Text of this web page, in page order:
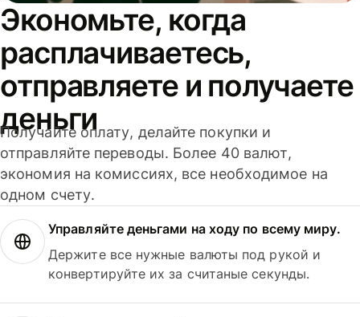
Экономьте, когда
расплачиваетесь,
отправляете и получаете
деньги
Получайте оплату, делайте покупки и
отправляйте переводы. Более 40 валют,
экономия на комиссиях, все необходимое на
одном счету.
Управляйте деньгами на ходу по всему миру.
Держите все нужные валюты под рукой и
конвертируйте их за считаные секунды.